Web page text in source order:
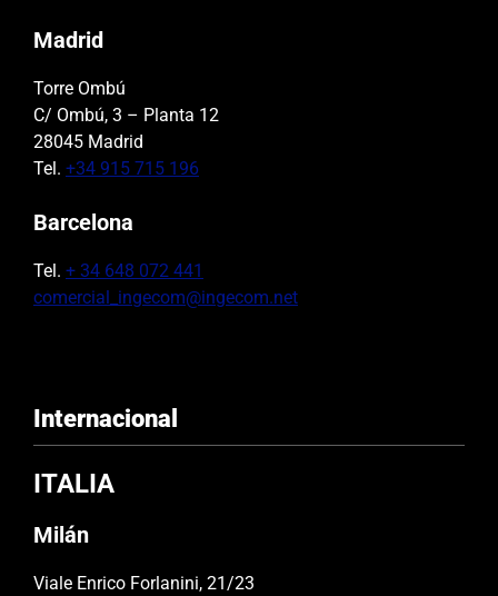
Madrid
Torre Ombú
C/ Ombú, 3 – Planta 12
28045 Madrid
Tel. +34 915 715 196
Barcelona
Tel. + 34 648 072 441
comercial_ingecom@ingecom.net
Internacional
ITALIA
Milán
Viale Enrico Forlanini, 21/23